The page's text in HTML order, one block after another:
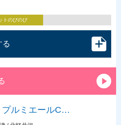
トのびのび
る
プルミエールC…